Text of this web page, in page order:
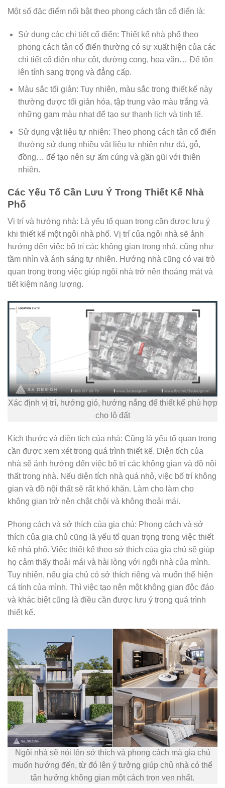
Một số đặc điểm nổi bật theo phong cách tân cổ điển là:
Sử dụng các chi tiết cổ điển: Thiết kế nhà phố theo
phong cách tân cổ điển thường có sự xuất hiện của các
chi tiết cổ điển như cột, đường cong, hoa văn… Để tôn
lên tính sang trọng và đẳng cấp.
Màu sắc tối giản: Tuy nhiên, màu sắc trong thiết kế này
thường được tối giản hóa, tập trung vào màu trắng và
những gam màu nhạt để tạo sự thanh lịch và tinh tế.
Sử dụng vật liệu tự nhiên: Theo phong cách tân cổ điển
thường sử dụng nhiều vật liệu tự nhiên như đá, gỗ,
đồng… để tạo nên sự ấm cúng và gần gũi với thiên
nhiên.
Các Yếu Tố Cần Lưu Ý Trong Thiết Kế Nhà
Phố
Vị trí và hướng nhà: Là yếu tố quan trọng cần được lưu ý
khi thiết kế một ngôi nhà phố. Vị trí của ngôi nhà sẽ ảnh
hưởng đến việc bố trí các không gian trong nhà, cũng như
tầm nhìn và ánh sáng tự nhiên. Hướng nhà cũng có vai trò
quan trọng trong việc giúp ngôi nhà trở nên thoáng mát và
tiết kiệm năng lượng.
Xác định vị trí, hướng gió, hướng nắng để thiết kế phù hợp
cho lô đất
Kích thước và diện tích của nhà: Cũng là yếu tố quan trọng
cần được xem xét trong quá trình thiết kế. Diện tích của
nhà sẽ ảnh hưởng đến việc bố trí các không gian và đồ nội
thất trong nhà. Nếu diện tích nhà quá nhỏ, việc bố trí không
gian và đồ nội thất sẽ rất khó khăn. Làm cho làm cho
không gian trở nên chật chội và không thoải mái.
Phong cách và sở thích của gia chủ: Phong cách và sở
thích của gia chủ cũng là yếu tố quan trọng trong việc thiết
kế nhà phố. Việc thiết kế theo sở thích của gia chủ sẽ giúp
họ cảm thấy thoải mái và hài lòng với ngôi nhà của mình.
Tuy nhiên, nếu gia chủ có sở thích riêng và muốn thể hiện
cá tính của mình. Thì việc tạo nên một không gian độc đáo
và khác biệt cũng là điều cần được lưu ý trong quá trình
thiết kế.
Ngôi nhà sẽ nói lên sở thích và phong cách mà gia chủ
muốn hướng đến, từ đó lên ý tưởng giúp chủ nhà có thể
tận hưởng không gian một cách trọn vẹn nhất.